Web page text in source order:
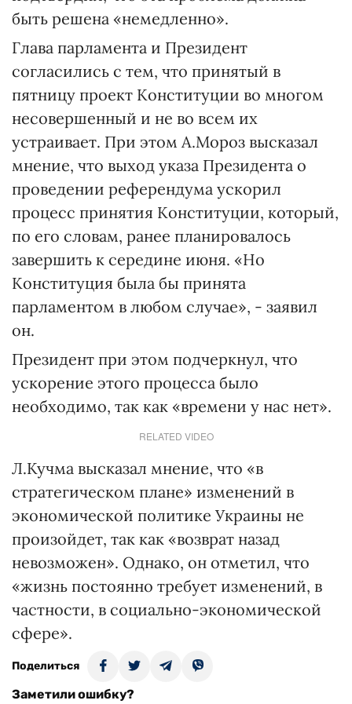
быть решена «немедленно».
Глава парламента и Президент
согласились с тем, что принятый в
пятницу проект Конституции во многом
несовершенный и не во всем их
устраивает. При этом А.Мороз высказал
мнение, что выход указа Президента о
проведении референдума ускорил
процесс принятия Конституции, который,
по его словам, ранее планировалось
завершить к середине июня. «Но
Конституция была бы принята
парламентом в любом случае», - заявил
он.
Президент при этом подчеркнул, что
ускорение этого процесса было
необходимо, так как «времени у нас нет».
RELATED VIDEO
Л.Кучма высказал мнение, что «в
стратегическом плане» изменений в
экономической политике Украины не
произойдет, так как «возврат назад
невозможен». Однако, он отметил, что
«жизнь постоянно требует изменений, в
частности, в социально-экономической
сфере».
Поделиться
Заметили ошибку?